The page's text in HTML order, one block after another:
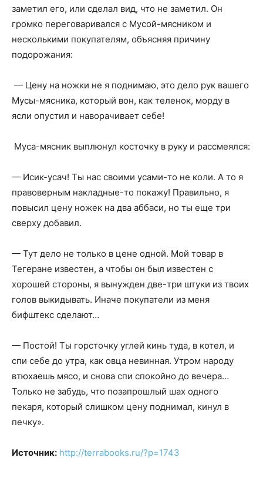
заметил его, или сделал вид, что не заметил. Он
громко переговаривался с Мусой-мясником и
несколькими покупателям, объясняя причину
подорожания:
— Цену на ножки не я поднимаю, это дело рук вашего
Мусы-мясника, который вон, как теленок, морду в
ясли опустил и наворачивает себе!
Муса-мясник выплюнул косточку в руку и рассмеялся:
— Исик-усач! Ты нас своими усами-то не коли. А то я
правоверным накладные-то покажу! Правильно, я
повысил цену ножек на два аббаси, но ты еще три
сверху добавил.
— Тут дело не только в цене одной. Мой товар в
Тегеране известен, а чтобы он был известен с
хорошей стороны, я вынужден две-три штуки из твоих
голов выкидывать. Иначе покупатели из меня
бифштекс сделают…
— Постой! Ты горсточку углей кинь туда, в котел, и
спи себе до утра, как овца невинная. Утром народу
втюхаешь мясо, и снова спи спокойно до вечера…
Только не забудь, что позапрошлый шах одного
пекаря, который слишком цену поднимал, кинул в
печку».
Источник: http://terrabooks.ru/?p=1743